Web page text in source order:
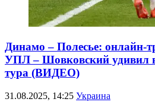
Динамо – Полесье: онлайн-
УПЛ – Шовковский удивил
тура (ВИДЕО)
31.08.2025, 14:25 Украина